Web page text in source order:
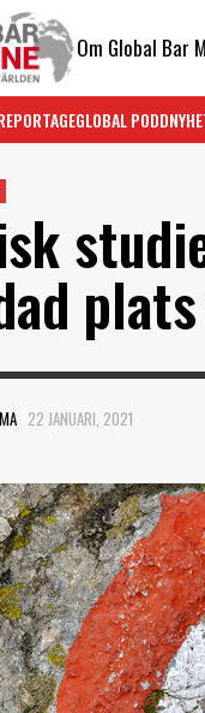
Om Global Bar
GLOBAL PODD
22 JANUARI, 2021